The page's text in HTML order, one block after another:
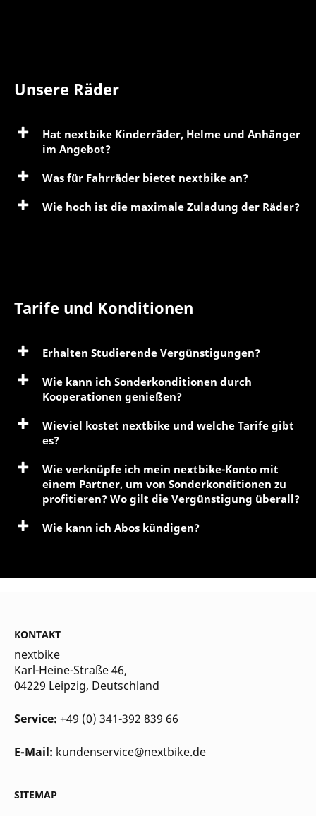
Unsere Räder
Hat nextbike Kinderräder, Helme und Anhänger
im Angebot?
Was für Fahrräder bietet nextbike an?
Wie hoch ist die maximale Zuladung der Räder?
Tarife und Konditionen
Erhalten Studierende Vergünstigungen?
Wie kann ich Sonderkonditionen durch
Kooperationen genießen?
Wieviel kostet nextbike und welche Tarife gibt
es?
Wie verknüpfe ich mein nextbike-Konto mit
einem Partner, um von Sonderkonditionen zu
profitieren? Wo gilt die Vergünstigung überall?
Wie kann ich Abos kündigen?
KONTAKT
nextbike
Karl-Heine-Straße 46,
04229 Leipzig, Deutschland
Service: +49 (0) 341-392 839 66
E-Mail: kundenservice@nextbike.de
SITEMAP